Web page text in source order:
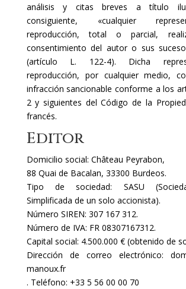
análisis y citas breves a título
consiguiente, «cualquier
reproducción, total o parcial,
consentimiento del autor o sus
(artículo L. 122-4). Dicha
reproducción, por cualquier medio,
infracción sancionable conforme a los
2 y siguientes del Código de la
francés.
Editor
Domicilio social: Château Peyrabon,
88 Quai de Bacalan, 33300 Burdeos.
Tipo de sociedad: SASU
Simplificada de un solo accionista).
Número SIREN: 307 167 312.
Número de IVA: FR 08307167312.
Capital social: 4.500.000 € (obtenido de
Dirección de correo electrónico:
manoux.fr
. Teléfono: +33 5 56 00 00 70